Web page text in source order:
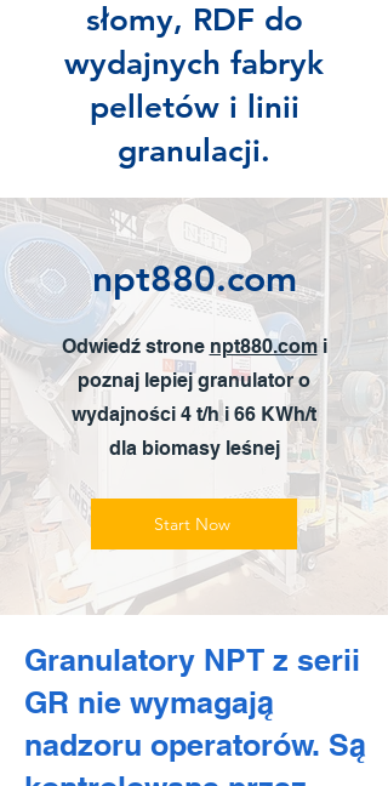
słomy, RDF do
wydajnych fabryk
pelletów i linii
granulacji.
npt880.com
Odwiedź strone npt880.comi
poznaj lepiej granulator o
wydajności 4 t/h i 66 KWh/t
dla biomasy leśnej
Start Now
Granulatory NPT z serii
GR nie wymagają
nadzoru operatorów. Są